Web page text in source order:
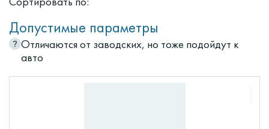
Допустимые параметры
Отличаются от заводских, но тоже подойдут к
авто